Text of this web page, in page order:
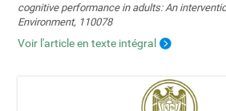
cognitive performance in adults: An
Environment, 110078
Voir l'article en texte intégral